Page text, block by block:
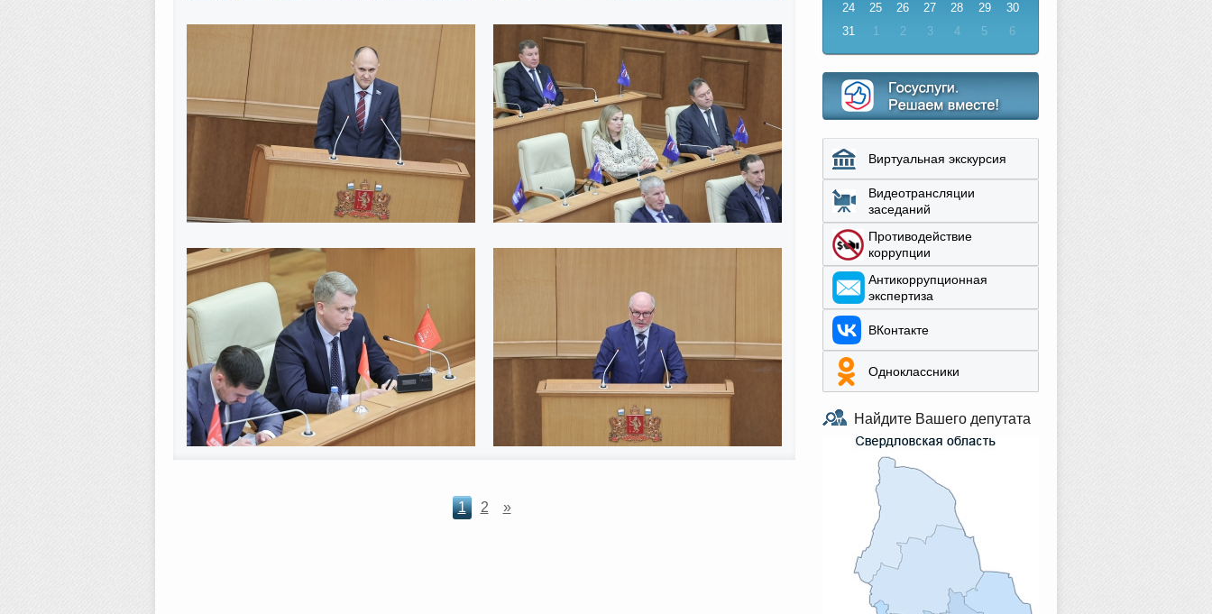
1 2 »
24
25 26 27 28 29
30
31
1 2 3 4 5 6
Интернет приемная
Виртуальная экскурсия
Видеотрансляции
заседаний
Противодействие
коррупции
Aнтикоррупционная
экспертиза
ВКонтакте
Одноклассники
Найдите Вашего депутата